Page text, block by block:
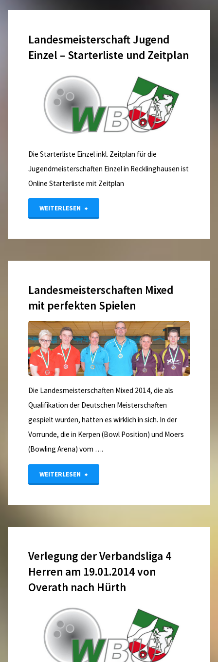
/
Versehrte
2014"
Landesmeisterschaft Jugend
Einzel – Starterliste und Zeitplan
Die Starterliste Einzel inkl. Zeitplan für die
Jugendmeisterschaften Einzel in Recklinghausen ist
Online Starterliste mit Zeitplan
WEITERLESEN "Landesmeisterschaft
Starterliste
und
Zeitplan"
Landesmeisterschaften Mixed
mit perfekten Spielen
Die Landesmeisterschaften Mixed 2014, die als
Qualifikation der Deutschen Meisterschaften
gespielt wurden, hatten es wirklich in sich. In der
Vorrunde, die in Kerpen (Bowl Position) und Moers
(Bowling Arena) vom ….
WEITERLESEN "Landesmeisterschaften
Spielen"
Verlegung der Verbandsliga 4
Herren am 19.01.2014 von
Overath nach Hürth